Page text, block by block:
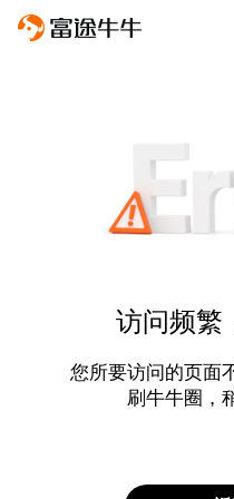
访问频繁
您所要访问的页面
刷牛牛圈，